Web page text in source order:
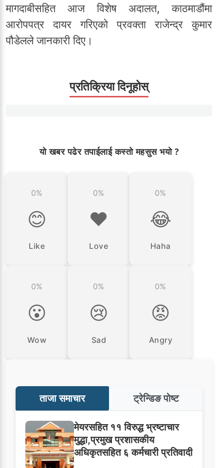
मागदाबीसहित आज विशेष अदालत, काठमाडौंमा
आरोपपत्र दायर गरिएको प्रवक्ता राजेन्द्र कुमार
पौडेलले जानकारी दिए।
प्रतिक्रिया दिनूहोस्
यो खबर पढेर तपाईलाई कस्तो महसुस भयो ?
0%
😊
Like
0%
❤️
Love
0%
😂
Haha
0%
😮
Wow
0%
😢
Sad
0%
😡
Angry
ताजा समाचार ट्रेन्डिङ पोष्ट
मेयरसहित ११ विरुद्ध भ्रष्टाचार
मुद्धा,प्रमुख प्रशासकीय
अधिकृतसहित ६ कर्मचारी प्रतिवादी